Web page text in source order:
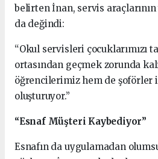
belirten İnan, servis araçlarının
da değindi:
“Okul servisleri çocuklarımızı
ortasından geçmek zorunda
öğrencilerimiz hem de
oluşturuyor.”
“Esnaf Müşteri Kaybediyor”
Esnafın da uygulamadan